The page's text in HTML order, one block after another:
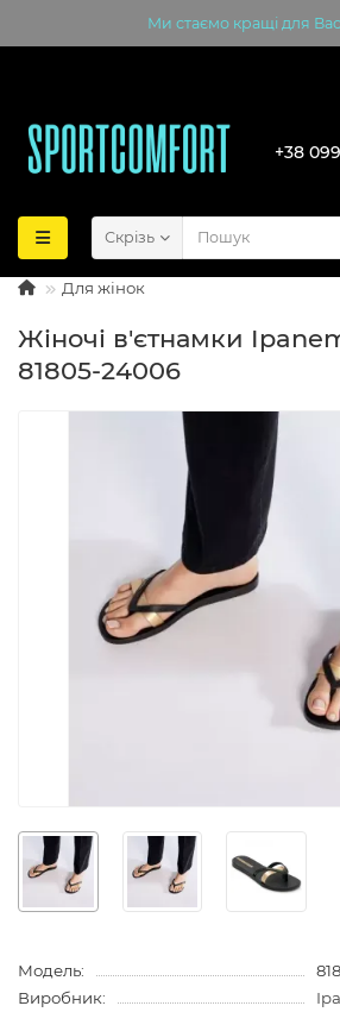
Ми стаємо кращі для
+38
Скрізь
Для жінок
Жіночі в'єтнамки
81805-24006
Модель:
Виробник: